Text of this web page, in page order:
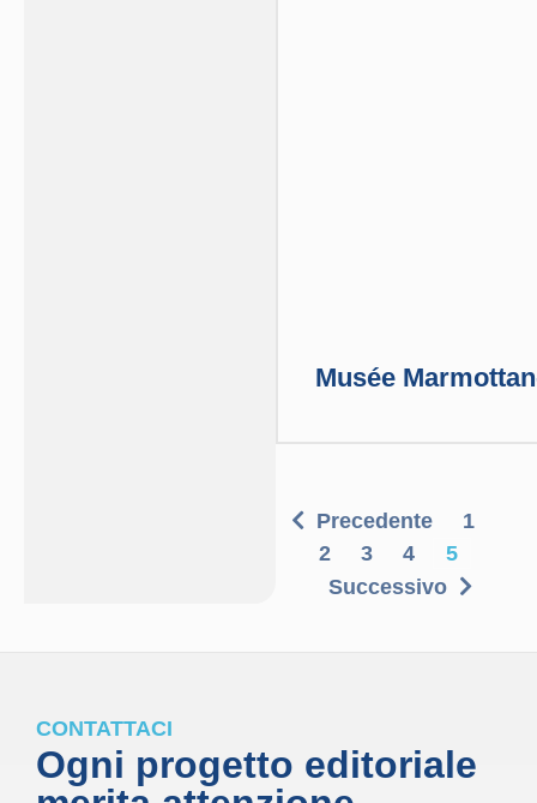
Musée
Precedente
1
2
3 4
5
Successivo
CONTATTACI
Ogni progetto editoriale